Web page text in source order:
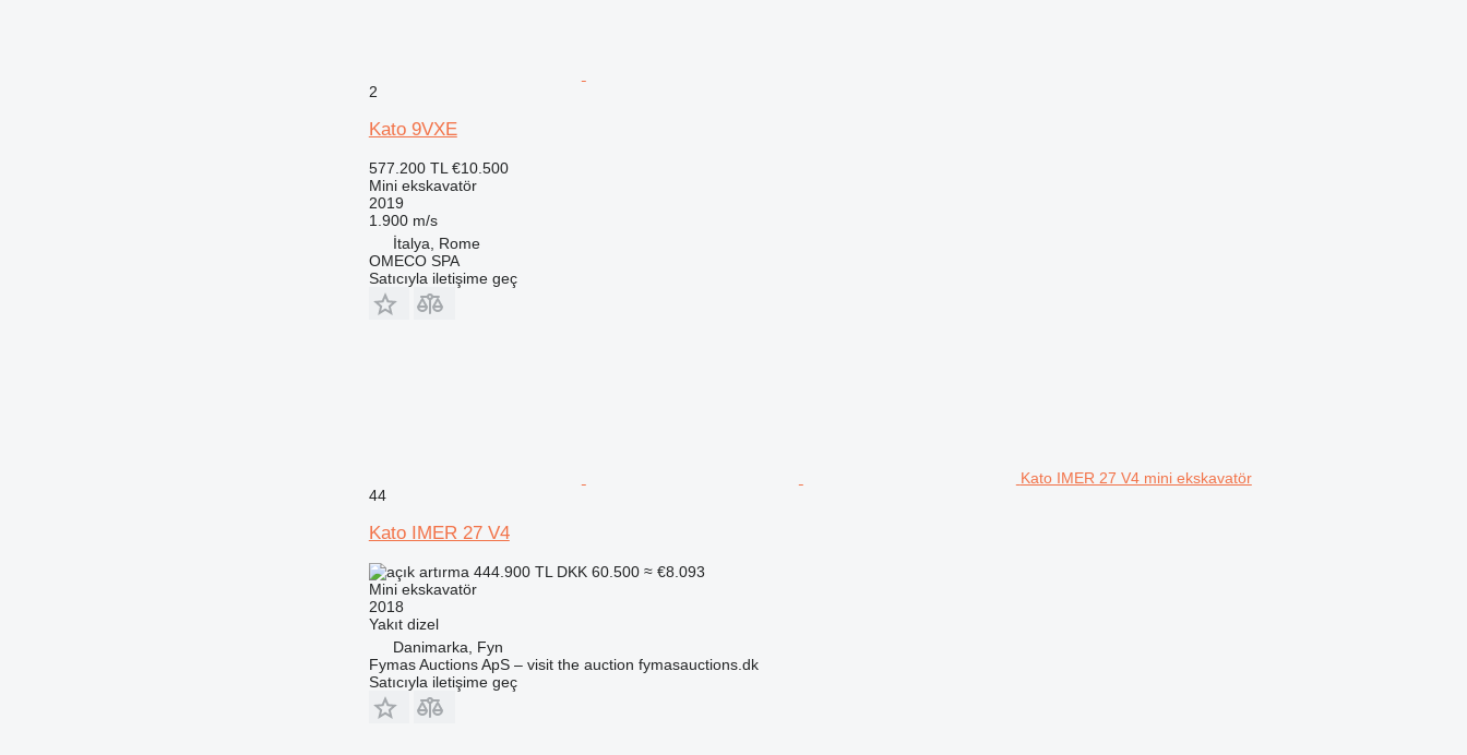
2
Kato 9VXE
577.200 TL €10.500
Mini ekskavatör
2019
1.900 m/s
İtalya, Rome
OMECO SPA
Satıcıyla iletişime geç
Kato IMER 27 V4 mini ekskavatör
44
Kato IMER 27 V4
444.900 TL DKK 60.500 ≈ €8.093
Mini ekskavatör
2018
Yakıt dizel
Danimarka, Fyn
Fymas Auctions ApS – visit the auction fymasauctions.dk
Satıcıyla iletişime geç